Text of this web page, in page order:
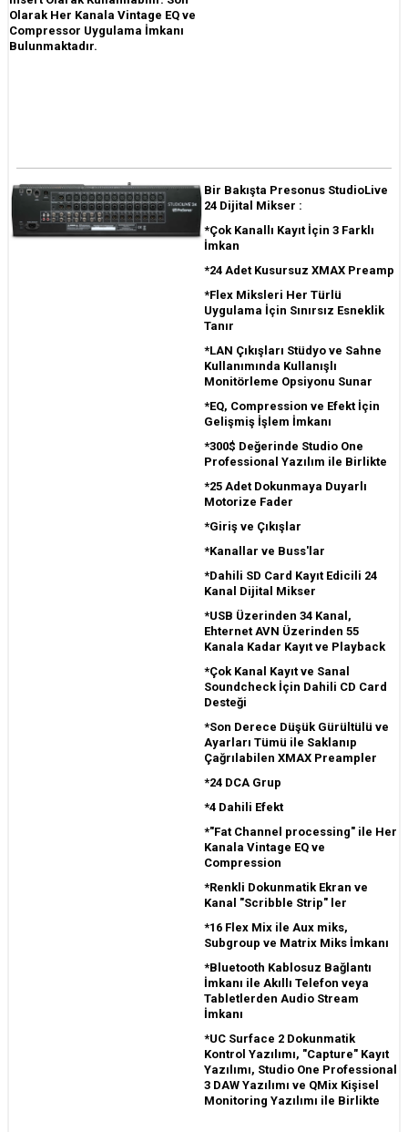
Olarak Her Kanala Vintage EQ ve
Compressor Uygulama İmkanı
Bulunmaktadır.
Bir Bakışta Presonus StudioLive
24 Dijital Mikser :
*Çok Kanallı Kayıt İçin 3 Farklı
İmkan
*24 Adet Kusursuz XMAX Preamp
*Flex Miksleri Her Türlü
Uygulama İçin Sınırsız Esneklik
Tanır
*LAN Çıkışları Stüdyo ve Sahne
Kullanımında Kullanışlı
Monitörleme Opsiyonu Sunar
*EQ, Compression ve Efekt İçin
Gelişmiş İşlem İmkanı
*300$ Değerinde Studio One
Professional Yazılım ile Birlikte
*25 Adet Dokunmaya Duyarlı
Motorize Fader
*Giriş ve Çıkışlar
*Kanallar ve Buss'lar
*Dahili SD Card Kayıt Edicili 24
Kanal Dijital Mikser
*USB Üzerinden 34 Kanal,
Ehternet AVN Üzerinden 55
Kanala Kadar Kayıt ve Playback
*Çok Kanal Kayıt ve Sanal
Soundcheck İçin Dahili CD Card
Desteği
*Son Derece Düşük Gürültülü ve
Ayarları Tümü ile Saklanıp
Çağrılabilen XMAX Preampler
*24 DCA Grup
*4 Dahili Efekt
*"Fat Channel processing" ile Her
Kanala Vintage EQ ve
Compression
*Renkli Dokunmatik Ekran ve
Kanal "Scribble Strip" ler
*16 Flex Mix ile Aux miks,
Subgroup ve Matrix Miks İmkanı
*Bluetooth Kablosuz Bağlantı
İmkanı ile Akıllı Telefon veya
Tabletlerden Audio Stream
İmkanı
*UC Surface 2 Dokunmatik
Kontrol Yazılımı, "Capture" Kayıt
Yazılımı, Studio One Professional
3 DAW Yazılımı ve QMix Kişisel
Monitoring Yazılımı ile Birlikte